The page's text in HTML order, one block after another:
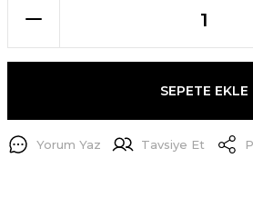
SEPETE EKLE
Yorum Yaz Tavsiye Et